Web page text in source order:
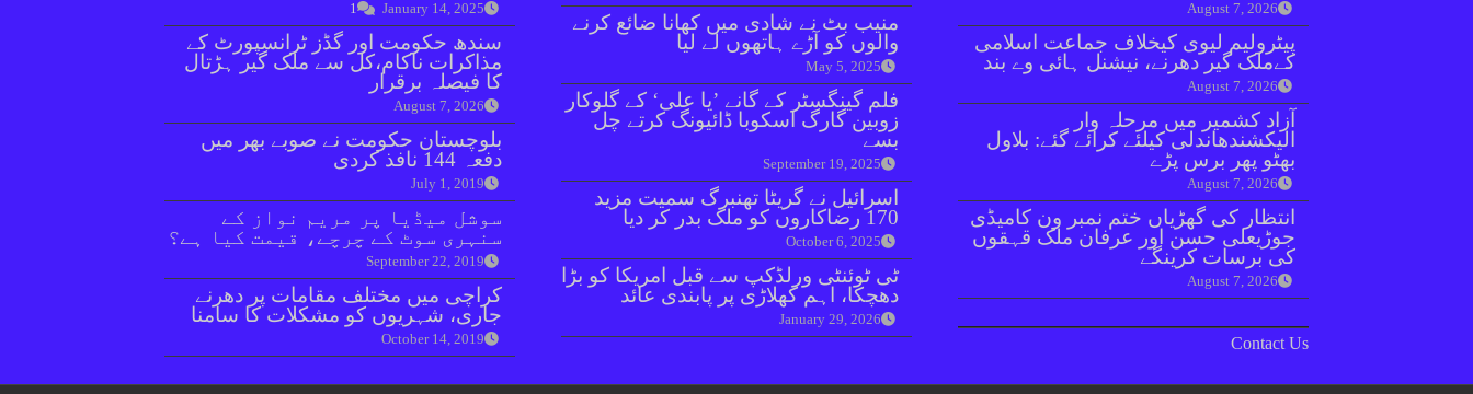
January 14, 2025
1
سندھ حکومت اور گڈز ٹرانسپورٹ کے
مذاکرات ناکام،کل سے ملک گیر ہڑتال
کا فیصلہ برقرار
August 7, 2026
بلوچستان حکومت نے صوبے بھر میں
دفعہ 144 نافذ کردی
July 1, 2019
سوشل میڈیا پر مریم نواز کے
سنہری سوٹ کے چرچے، قیمت کیا ہے؟
September 22, 2019
کراچی میں مختلف مقامات پر دھرنے
جاری، شہریوں کو مشکلات کا سامنا
October 14, 2019
منیب بٹ نے شادی میں کھانا ضائع کرنے
والوں کو آڑے ہاتھوں لے لیا
May 5, 2025
فلم گینگسٹر کے گانے ’یا علی‘ کے گلوکار
زوبین گارگ اسکوبا ڈائیونگ کرتے چل
بسے
September 19, 2025
اسرائیل نے گریٹا تھنبرگ سمیت مزید
170 رضاکاروں کو ملک بدر کر دیا
October 6, 2025
ٹی ٹوئنٹی ورلڈکپ سے قبل امریکا کو بڑا
دھچکا، اہم کھلاڑی پر پابندی عائد
January 29, 2026
August 7, 2026
پیٹرولیم لیوی کیخلاف جماعت اسلامی
کےملک گیر دھرنے، نیشنل ہائی وے بند
August 7, 2026
آزاد کشمیر میں مرحلہ وار
الیکشندھاندلی کیلئے کرائے گئے: بلاول
بھٹو پھر برس پڑے
August 7, 2026
انتظار کی گھڑیاں ختم نمبر ون کامیڈی
جوڑیعلی حسن اور عرفان ملک قہقوں
کی برسات کرینگے
August 7, 2026
Contact Us